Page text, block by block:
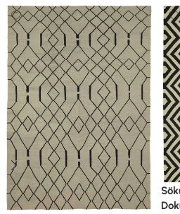
Söküntü Bej Geometrik Yün El
Dokuma Kilim-316×386